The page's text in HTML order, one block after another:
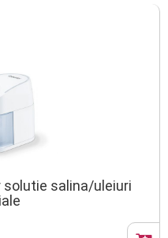
solutie salina/uleiuri